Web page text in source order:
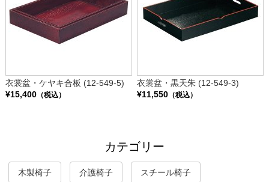
衣裳盆・ケヤキ合板 (12-549-5)
¥15,400（税込）
衣裳盆・黒天朱 (12-549-3)
¥11,550 （税込）
カテゴリー
木製椅子 介護椅子 スチール椅子